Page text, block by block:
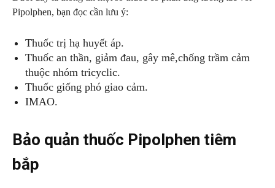
Pipolphen, bạn đọc cần lưu ý:
Thuốc trị hạ huyết áp.
Thuốc an thần, giảm đau, gây mê,chống trầm cảm
thuộc nhóm tricyclic.
Thuốc giống phó giao cảm.
IMAO.
Bảo quản thuốc Pipolphen tiêm
bắp